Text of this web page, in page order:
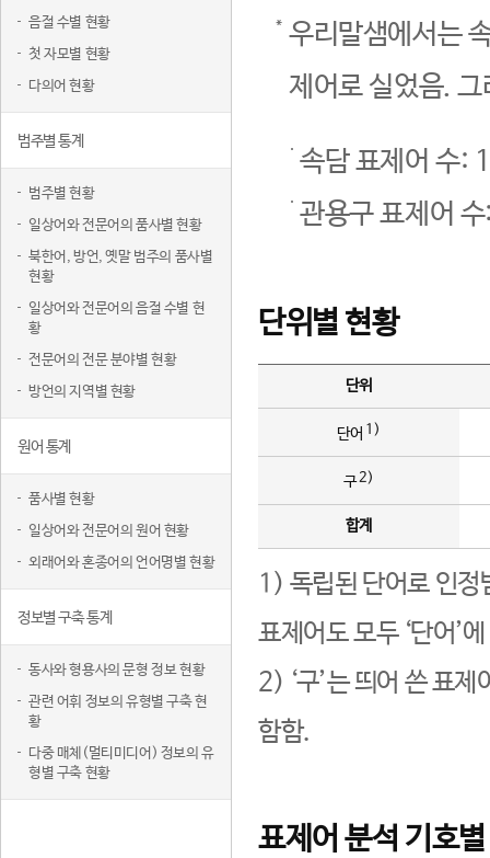
음절 수별 현황
첫 자모별 현황
다의어 현황
범주별 통계
범주별 현황
일상어와 전문어의 품사별 현황
북한어, 방언, 옛말 범주의 품사별
현황
일상어와 전문어의 음절 수별 현
황
전문어의 전문 분야별 현황
방언의 지역별 현황
원어 통계
품사별 현황
일상어와 전문어의 원어 현황
외래어와 혼종어의 언어명별 현황
정보별 구축 통계
동사와 형용사의 문형 정보 현황
관련 어휘 정보의 유형별 구축 현
황
다중 매체(멀티미디어) 정보의 유
형별 구축 현황
우리말샘에서는
제어로 실었음.
속담 표제어 수:
관용구 표제어
단위별 현황
단위
단어 1)
구2)
합계
1) 독립된 단어로 인정
표제어도 모두 ‘단어’
2) ‘구’는 띄어 쓴 표
함함.
표제어 분석 기호